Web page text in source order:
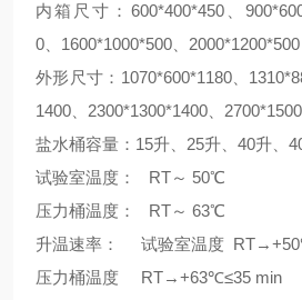
内箱尺寸：600*400*450、
0、1600*1000*500、2000*1200*500
外形尺寸：1070*600*1180、
1400、2300*1300*1400、
盐水桶容量：15升、25升、40升、
试验室温度： RT～ 50℃
压力桶温度： RT～ 63℃
升温速率： 试验室温度
压力桶温度 RT→+63℃≤35 min